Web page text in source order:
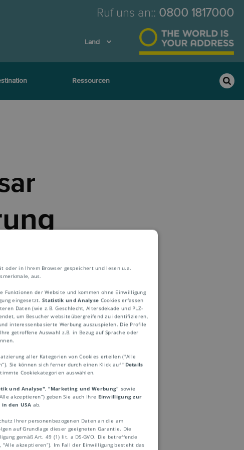
Ruf uns an:: 0800 1817000
Land
Ressourcen
ursprünglich für
in zylindrischen
Die Rohrpost
Kleingut,
immer noch im
wie Blut- und
oder in Ihrem Browser gespeichert und lesen u.a.
aus.
Funktionen der Website und kommen ohne Einwilligung
eingesetzt.Statistik und Analyse Cookies erfassen
Daten (wie z.B. Geschlecht, Altersdekade und PLZ-
um Besucher websiteübergreifend zu identifizieren,
interessenbasierte Werbung auszuspielen. Die Profile
getroffene Auswahl z.B. in Bezug auf Sprache oder
aller Kategorien von Cookies erteilen ("Alle
Sie können sich ferner durch einen Klick auf"Details
Cookiekategorien auswählen.
und Analyse", "Marketing und Werbung" sowie
akzeptieren“) geben Sie auch Ihre Einwilligung zur
in den USA ab.
Ihrer personenbezogenen Daten an die am
auf Grundlage dieser geeigneten Garantie. Die
gemäß Art. 49 (1) lit. a DS-GVO. Die betreffende
akzeptieren“). Im Fall der Einwilligung besteht das